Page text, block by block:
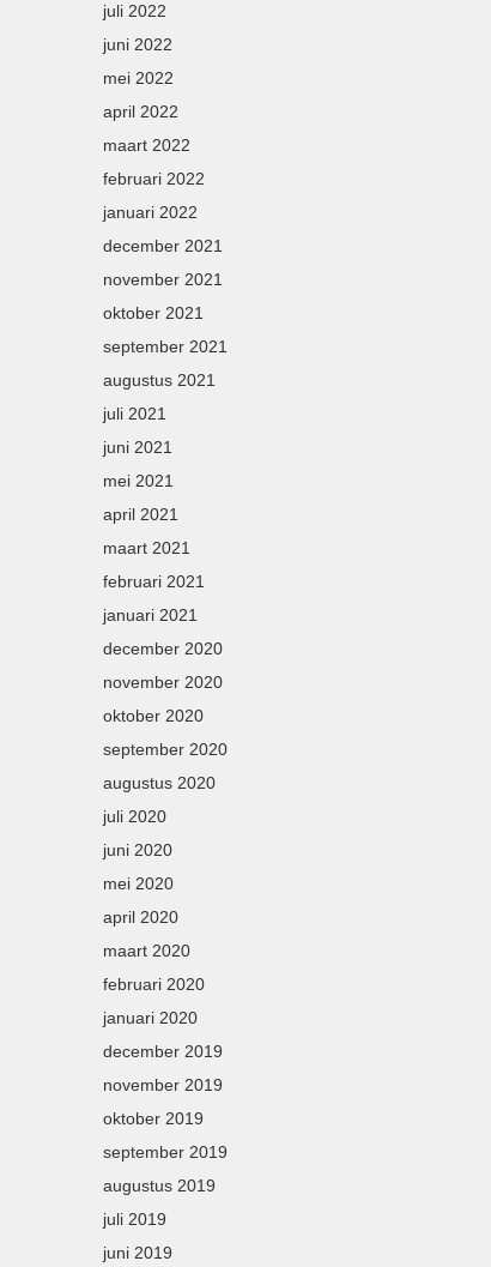
juli 2022
juni 2022
mei 2022
april 2022
maart 2022
februari 2022
januari 2022
december 2021
november 2021
oktober 2021
september 2021
augustus 2021
juli 2021
juni 2021
mei 2021
april 2021
maart 2021
februari 2021
januari 2021
december 2020
november 2020
oktober 2020
september 2020
augustus 2020
juli 2020
juni 2020
mei 2020
april 2020
maart 2020
februari 2020
januari 2020
december 2019
november 2019
oktober 2019
september 2019
augustus 2019
juli 2019
juni 2019